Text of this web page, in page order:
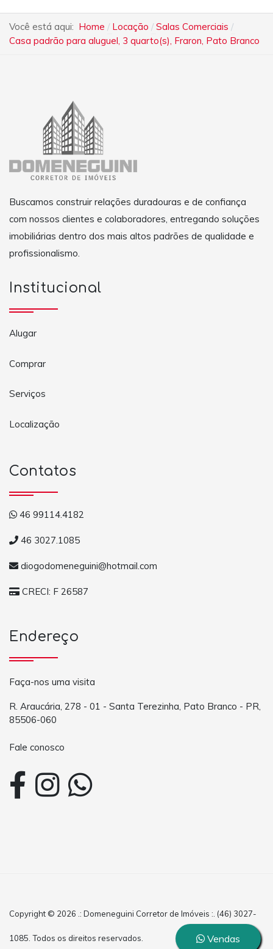
Você está aqui: Home Locação
Salas Comerciais
Casa padrão para aluguel, 3 quarto(s), Fraron, Pato Branco
Buscamos construir relações duradouras e de confiança
com nossos clientes e colaboradores, entregando soluções
imobiliárias dentro dos mais altos padrões de qualidade e
profissionalismo.
Institucional
Alugar
Comprar
Serviços
Localização
Contatos
46 99114.4182
46 3027.1085
diogodomeneguini@hotmail.com
CRECI: F 26587
Endereço
Faça-nos uma visita
R. Araucária, 278 - 01 - Santa Terezinha, Pato Branco - PR,
85506-060
Fale conosco
Copyright © 2026 .: Domeneguini Corretor de Imóveis :. (46) 3027-
1085. Todos os direitos reservados. Vendas